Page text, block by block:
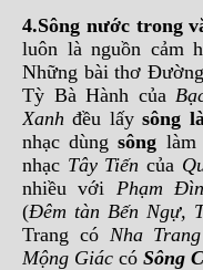
4.Sông nước trong
luôn là nguồn cảm
Những bài thơ
Tỳ Bà Hành của
Xanh đều lấysông
nhạc dùngsông
nhạc Tây Tiến của
nhiều với Phạm
(Đêm tàn Bến Ngự,
Trang có Nha
Mộng Giác có Sông